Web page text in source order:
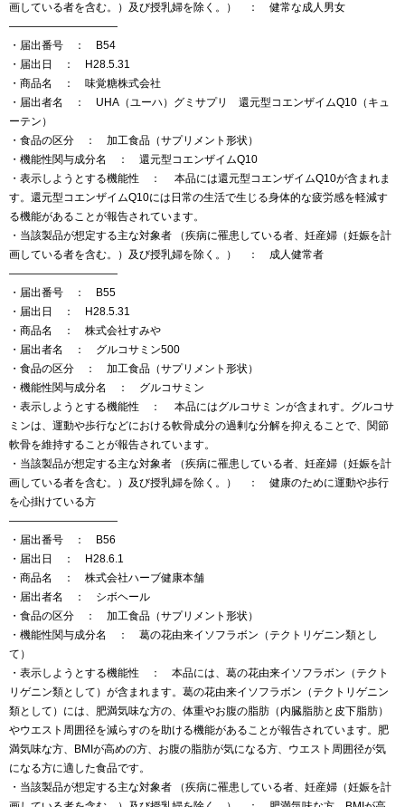
画している者を含む。）及び授乳婦を除く。） ： 健常な成人男女
——————————
・届出番号 ： B54
・届出日 ： H28.5.31
・商品名 ： 味覚糖株式会社
・届出者名 ： UHA（ユーハ）グミサプリ 還元型コエンザイムQ10（キュ
ーテン）
・食品の区分 ： 加工食品（サプリメント形状）
・機能性関与成分名 ： 還元型コエンザイムQ10
・表示しようとする機能性 ： 本品には還元型コエンザイムQ10が含まれま
す。還元型コエンザイムQ10には日常の生活で生じる身体的な疲労感を軽減す
る機能があることが報告されています。
・当該製品が想定する主な対象者 （疾病に罹患している者、妊産婦（妊娠を計
画している者を含む。）及び授乳婦を除く。） ： 成人健常者
——————————
・届出番号 ： B55
・届出日 ： H28.5.31
・商品名 ： 株式会社すみや
・届出者名 ： グルコサミン500
・食品の区分 ： 加工食品（サプリメント形状）
・機能性関与成分名 ： グルコサミン
・表示しようとする機能性 ： 本品にはグルコサミ ンが含まれす。グルコサ
ミンは、運動や歩行などにおける軟骨成分の過剰な分解を抑えることで、関節
軟骨を維持することが報告されています。
・当該製品が想定する主な対象者 （疾病に罹患している者、妊産婦（妊娠を計
画している者を含む。）及び授乳婦を除く。） ： 健康のために運動や歩行
を心掛けている方
——————————
・届出番号 ： B56
・届出日 ： H28.6.1
・商品名 ： 株式会社ハーブ健康本舗
・届出者名 ： シボヘール
・食品の区分 ： 加工食品（サプリメント形状）
・機能性関与成分名 ： 葛の花由来イソフラボン（テクトリゲニン類とし
て）
・表示しようとする機能性 ： 本品には、葛の花由来イソフラボン（テクト
リゲニン類として）が含まれます。葛の花由来イソフラボン（テクトリゲニン
類として）には、肥満気味な方の、体重やお腹の脂肪（内臓脂肪と皮下脂肪）
やウエスト周囲径を減らすのを助ける機能があることが報告されています。肥
満気味な方、BMIが高めの方、お腹の脂肪が気になる方、ウエスト周囲径が気
になる方に適した食品です。
・当該製品が想定する主な対象者 （疾病に罹患している者、妊産婦（妊娠を計